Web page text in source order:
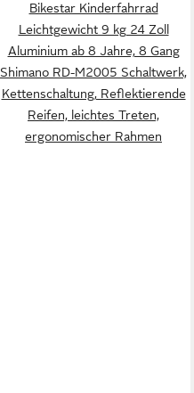
Bikestar Kinderfahrrad
Leichtgewicht 9 kg 24 Zoll
Aluminium ab 8 Jahre, 8 Gang
Shimano RD-M2005 Schaltwerk,
Kettenschaltung, Reflektierende
Reifen, leichtes Treten,
ergonomischer Rahmen